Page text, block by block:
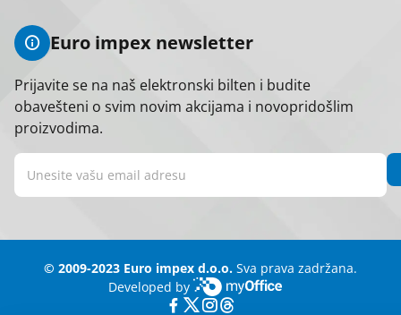
Euro impex newsletter
Prijavite se na naš elektronski bilten i budite
obavešteni o svim novim akcijama i novopridošlim
proizvodima.
© 2009-2023 Euro impex d.o.o. Sva prava zadržana.
Developed by
myOffice